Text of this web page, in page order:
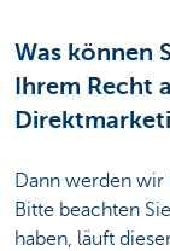
Was können
Ihrem Recht
Dann werden wir
Bitte beachten
haben, läuft